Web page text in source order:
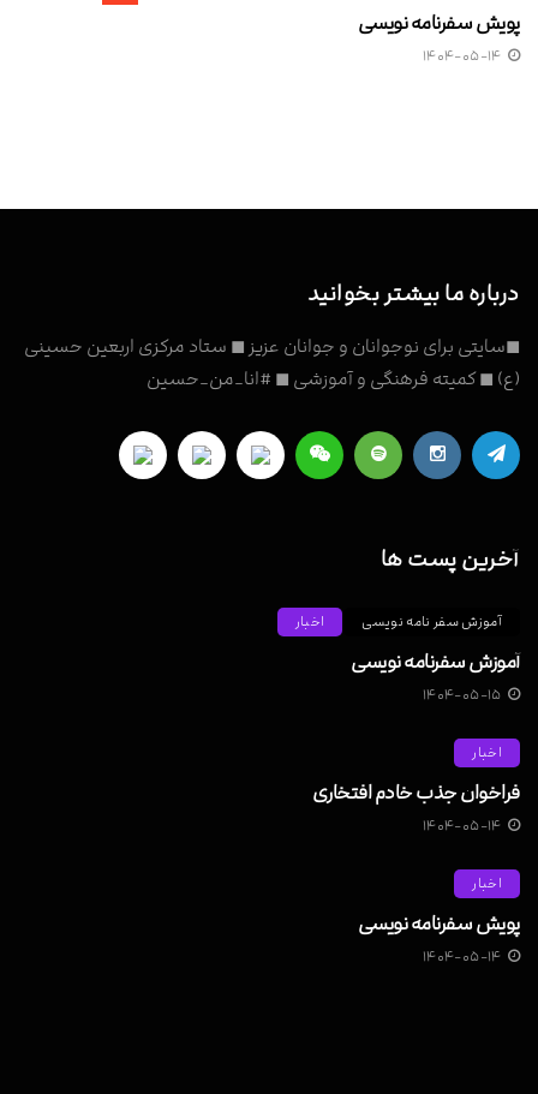
پویش سفرنامه نویسی
۱۴۰۴-۰۵-۱۴
درباره ما بیشتر بخوانید
◼سایتی برای نوجوانان و جوانان عزیز ◼ ستاد مرکزی اربعین حسینی
(ع) ◼ کمیته فرهنگی و آموزشی ◼ #انا_من_حسین
آخرین پست ها
آموزش سفر نامه نویسی اخبار
آموزش سفرنامه نویسی
۱۴۰۴-۰۵-۱۵
اخبار
فراخوان جذب خادم افتخاری
۱۴۰۴-۰۵-۱۴
اخبار
پویش سفرنامه نویسی
۱۴۰۴-۰۵-۱۴